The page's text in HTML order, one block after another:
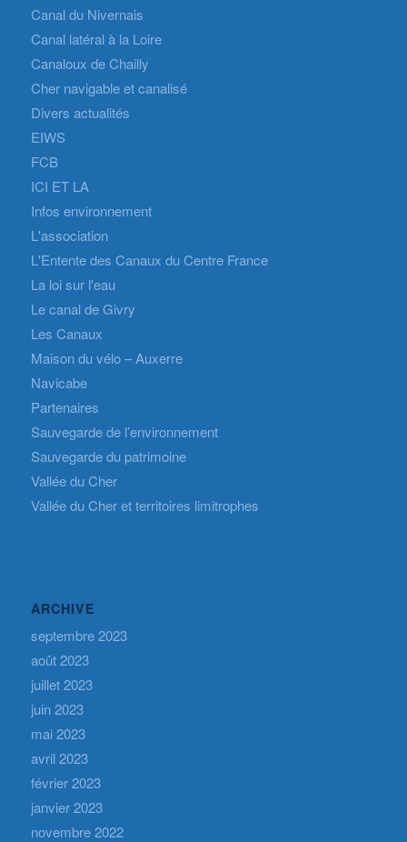
Canal du Nivernais
Canal latéral à la Loire
Canaloux de Chailly
Cher navigable et canalisé
Divers actualités
EIWS
FCB
ICI ET LA
Infos environnement
L'association
L'Entente des Canaux du Centre France
La loi sur l'eau
Le canal de Givry
Les Canaux
Maison du vélo – Auxerre
Navicabe
Partenaires
Sauvegarde de l’environnement
Sauvegarde du patrimoine
Vallée du Cher
Vallée du Cher et territoires limitrophes
ARCHIVE
septembre 2023
août 2023
juillet 2023
juin 2023
mai 2023
avril 2023
février 2023
janvier 2023
novembre 2022